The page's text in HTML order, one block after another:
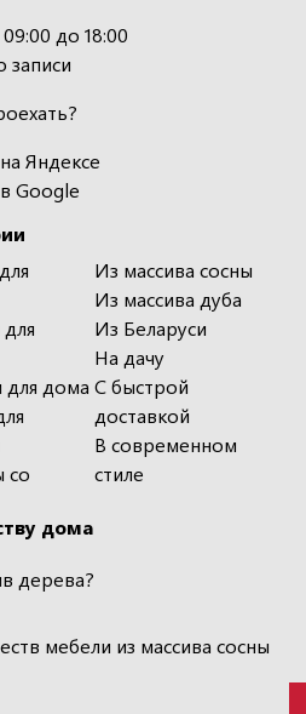
для дома
со
Из массива сосны
Из массива дуба
Из Беларуси
На дачу
С быстрой
доставкой
В современном
стиле
до 18:00
записи
Яндексе
Google
дома
дерева?
мебели из массива сосны